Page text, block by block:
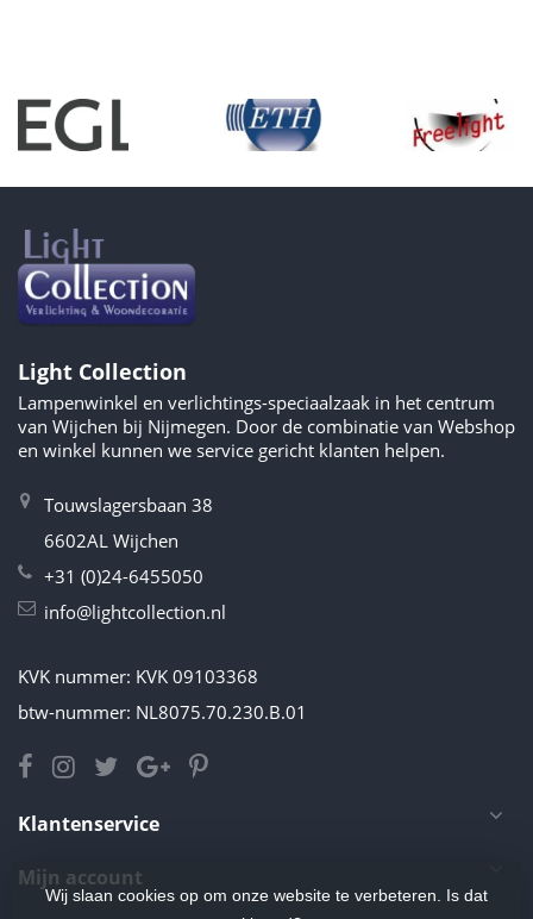
Light Collection
Lampenwinkel en verlichtings-speciaalzaak in het centrum
van Wijchen bij Nijmegen. Door de combinatie van Webshop
en winkel kunnen we service gericht klanten helpen.
Touwslagersbaan 38
6602AL Wijchen
+31 (0)24-6455050
info@lightcollection.nl
KVK nummer: KVK 09103368
btw-nummer: NL8075.70.230.B.01
Klantenservice
Mijn account
Wij slaan cookies op om onze website te verbeteren. Is dat